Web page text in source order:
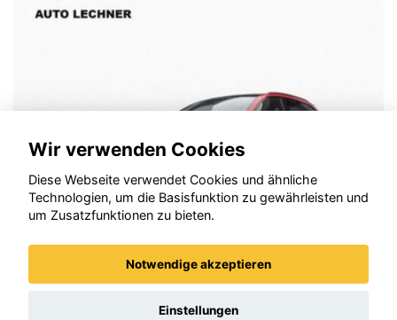
Audi S6
Wir verwenden Cookies
Diese Webseite verwendet Cookies und ähnliche
Technologien, um die Basisfunktion zu gewährleisten und
um Zusatzfunktionen zu bieten.
Notwendige akzeptieren
Einstellungen